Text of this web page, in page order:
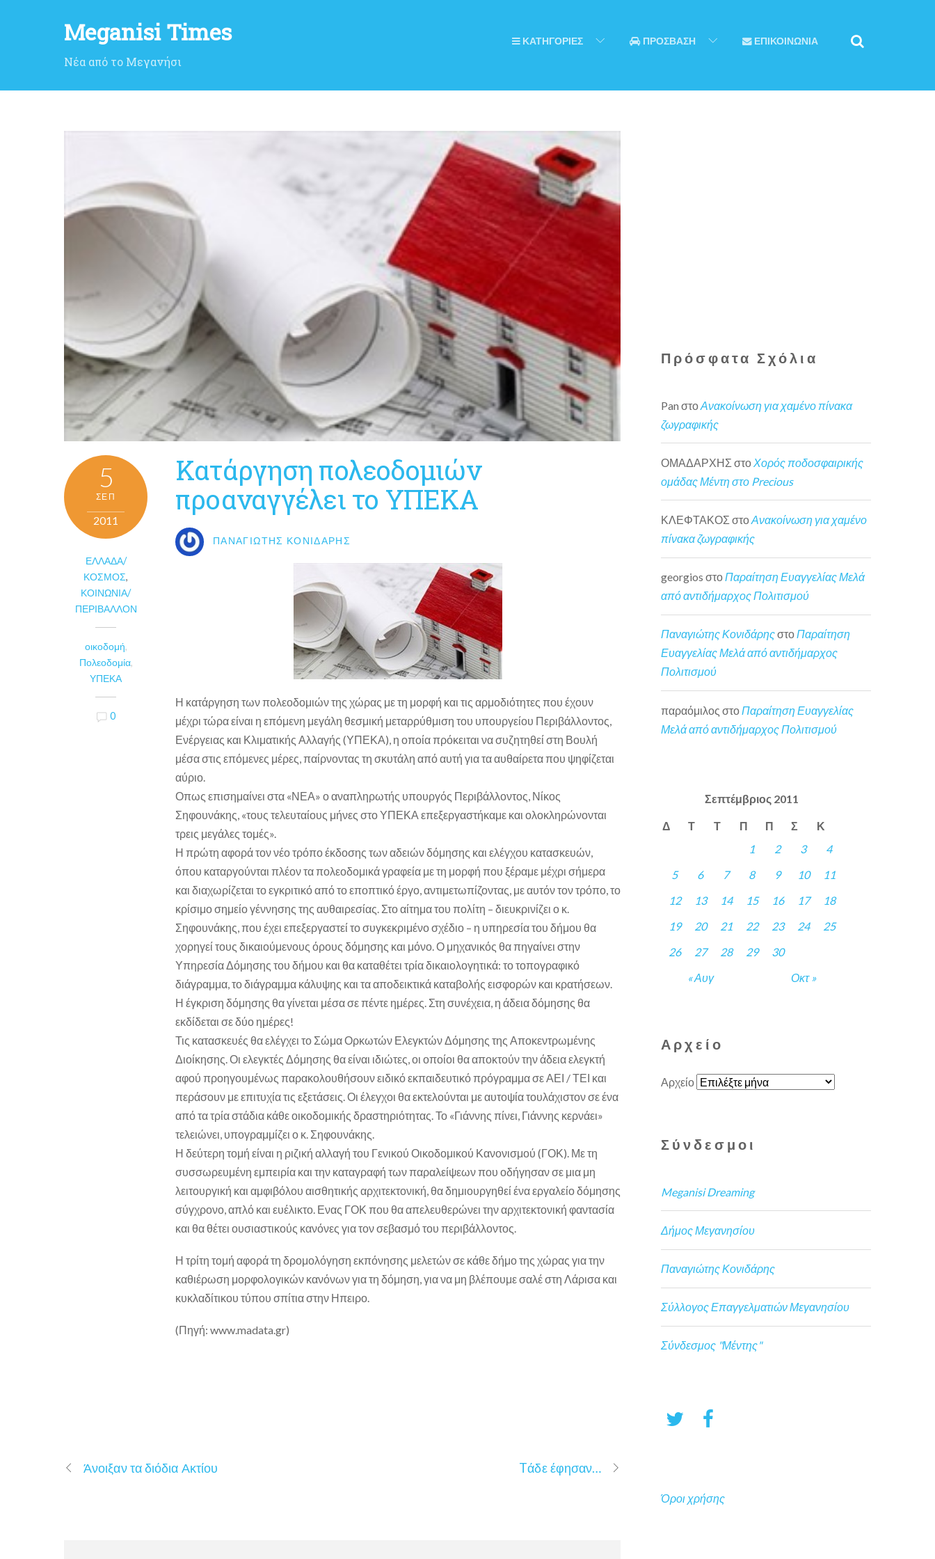
Meganisi Times
Νέα από το Μεγανήσι
ΚΑΤΗΓΟΡΙΕΣ ΠΡΟΣΒΑΣΗ ΕΠΙΚΟΙΝΩΝΙΑ
5
ΣΕΠ
2011
ΕΛΛΆΔΑ/
ΚΌΣΜΟΣ,
ΚΟΙΝΩΝΊΑ/
ΠΕΡΙΒΆΛΛΟΝ
οικοδομή,
Πολεοδομία,
ΥΠΕΚΑ
0
Κατάργηση πολεοδομιών
προαναγγέλει το ΥΠΕΚΑ
ΠΑΝΑΓΙΏΤΗΣ ΚΟΝΙΔΆΡΗΣ
Η κατάργηση των πολεοδομιών της χώρας με τη μορφή και τις αρμοδιότητες που έχουν
μέχρι τώρα είναι η επόμενη μεγάλη θεσμική μεταρρύθμιση του υπουργείου Περιβάλλοντος,
Ενέργειας και Κλιματικής Αλλαγής (ΥΠΕΚΑ), η οποία πρόκειται να συζητηθεί στη Βουλή
μέσα στις επόμενες μέρες, παίρνοντας τη σκυτάλη από αυτή για τα αυθαίρετα που ψηφίζεται
αύριο.
Οπως επισημαίνει στα «ΝΕΑ» ο αναπληρωτής υπουργός Περιβάλλοντος, Νίκος
Σηφουνάκης, «τους τελευταίους μήνες στο ΥΠΕΚΑ επεξεργαστήκαμε και ολοκληρώνονται
τρεις μεγάλες τομές».
Η πρώτη αφορά τον νέο τρόπο έκδοσης των αδειών δόμησης και ελέγχου κατασκευών,
όπου καταργούνται πλέον τα πολεοδομικά γραφεία με τη μορφή που ξέραμε μέχρι σήμερα
και διαχωρίζεται το εγκριτικό από το εποπτικό έργο, αντιμετωπίζοντας, με αυτόν τον τρόπο, το
κρίσιμο σημείο γέννησης της αυθαιρεσίας. Στο αίτημα του πολίτη – διευκρινίζει ο κ.
Σηφουνάκης, που έχει επεξεργαστεί το συγκεκριμένο σχέδιο – η υπηρεσία του δήμου θα
χορηγεί τους δικαιούμενους όρους δόμησης και μόνο. Ο μηχανικός θα πηγαίνει στην
Υπηρεσία Δόμησης του δήμου και θα καταθέτει τρία δικαιολογητικά: το τοπογραφικό
διάγραμμα, το διάγραμμα κάλυψης και τα αποδεικτικά καταβολής εισφορών και κρατήσεων.
Η έγκριση δόμησης θα γίνεται μέσα σε πέντε ημέρες. Στη συνέχεια, η άδεια δόμησης θα
εκδίδεται σε δύο ημέρες!
Τις κατασκευές θα ελέγχει το Σώμα Ορκωτών Ελεγκτών Δόμησης της Αποκεντρωμένης
Διοίκησης. Οι ελεγκτές Δόμησης θα είναι ιδιώτες, οι οποίοι θα αποκτούν την άδεια ελεγκτή
αφού προηγουμένως παρακολουθήσουν ειδικό εκπαιδευτικό πρόγραμμα σε ΑΕΙ / ΤΕΙ και
περάσουν με επιτυχία τις εξετάσεις. Οι έλεγχοι θα εκτελούνται με αυτοψία τουλάχιστον σε ένα
από τα τρία στάδια κάθε οικοδομικής δραστηριότητας. Το «Γιάννης πίνει, Γιάννης κερνάει»
τελειώνει, υπογραμμίζει ο κ. Σηφουνάκης.
Η δεύτερη τομή είναι η ριζική αλλαγή του Γενικού Οικοδομικού Κανονισμού (ΓΟΚ). Με τη
συσσωρευμένη εμπειρία και την καταγραφή των παραλείψεων που οδήγησαν σε μια μη
λειτουργική και αμφιβόλου αισθητικής αρχιτεκτονική, θα δημιουργηθεί ένα εργαλείο δόμησης
σύγχρονο, απλό και ευέλικτο. Ενας ΓΟΚ που θα απελευθερώνει την αρχιτεκτονική φαντασία
και θα θέτει ουσιαστικούς κανόνες για τον σεβασμό του περιβάλλοντος.
Η τρίτη τομή αφορά τη δρομολόγηση εκπόνησης μελετών σε κάθε δήμο της χώρας για την
καθιέρωση μορφολογικών κανόνων για τη δόμηση, για να μη βλέπουμε σαλέ στη Λάρισα και
κυκλαδίτικου τύπου σπίτια στην Ηπειρο.
(Πηγή: www.madata.gr)
Άνοιξαν τα διόδια Ακτίου Tάδε έφησαν…
Πρόσφατα Σχόλια
Pan στοΑνακοίνωση για χαμένο πίνακα
ζωγραφικής
ΟΜΑΔΑΡΧΗΣ στο Χορός ποδοσφαιρικής
ομάδας Μέντη στο Precious
ΚΛΕΦΤΑΚΟΣ στοΑνακοίνωση για χαμένο
πίνακα ζωγραφικής
georgios στοΠαραίτηση Ευαγγελίας Μελά
από αντιδήμαρχος Πολιτισμού
Παναγιώτης ΚονιδάρηςστοΠαραίτηση
Ευαγγελίας Μελά από αντιδήμαρχος
Πολιτισμού
παραόμιλος στο Παραίτηση Ευαγγελίας
Μελά από αντιδήμαρχος Πολιτισμού
Σεπτέμβριος 2011
Δ Τ Τ Π Π Σ Κ
« Αυγ Οκτ »
1 2 3
4
5
6 7 8 9 10
11
12
13 14 15 16 17
18
19
20 21 22 23 24
25
26
27 28 29 30
Αρχείο
Αρχείο
Σύνδεσμοι
Meganisi Dreaming
Δήμος Μεγανησίου
Παναγιώτης Κονιδάρης
Σύλλογος Επαγγελματιών Μεγανησίου
Σύνδεσμος "Μέντης"
Όροι χρήσης